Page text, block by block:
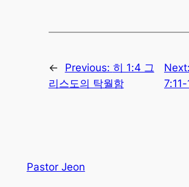
← Previous: 히 1:4 그
리스도의 탁월함
Next:
Pastor Jeon